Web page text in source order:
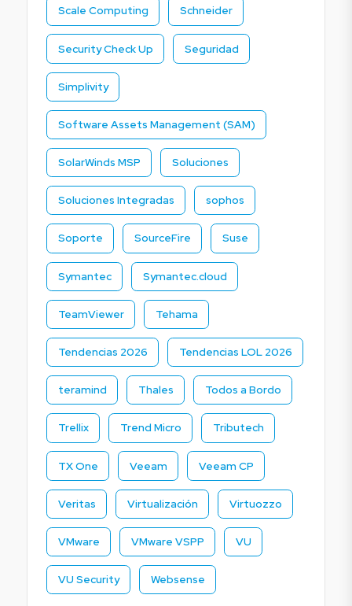
Scale Computing Schneider
Security Check Up Seguridad
Simplivity
Software Assets Management (SAM)
SolarWinds MSP Soluciones
Soluciones Integradas sophos
Soporte SourceFire Suse
Symantec Symantec.cloud
TeamViewer Tehama
Tendencias 2026 Tendencias LOL 2026
teramind Thales Todos a Bordo
Trellix Trend Micro Tributech
TX One Veeam Veeam CP
Veritas Virtualización Virtuozzo
VMware VMware VSPP VU
VU Security Websense